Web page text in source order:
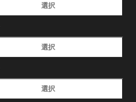
選択
選択
選択